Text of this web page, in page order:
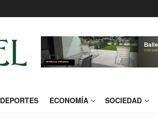
DEPORTES ECONOMÍA SOCIEDAD